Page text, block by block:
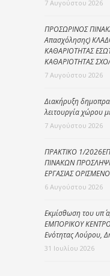
7 Αυγούστου 2026
ΠΡΟΣΩΡΙΝΟΣ
Απασχόλησης)
ΚΑΘΑΡΙΟΤΗΤΑΣ
ΚΑΘΑΡΙΟΤΗΤΑΣ
7 Αυγούστου 2026
Διακήρυξη
λειτουργία χώρου
7 Αυγούστου 2026
ΠΡΑΚΤΙΚΟ 1/
ΠΙΝΑΚΩΝ
ΕΡΓΑΣΙΑΣ
6 Αυγούστου 2026
Εκμίσθωση του υπ΄
ΕΜΠΟΡΙΚΟΥ
Ενότητας Λούρου,
31 Ιουλίου 2026